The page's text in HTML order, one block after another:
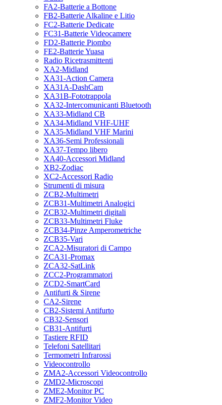
FA2-Batterie a Bottone
FB2-Batterie Alkaline e Litio
FC2-Batterie Dedicate
FC31-Batterie Videocamere
FD2-Batterie Piombo
FE2-Batterie Yuasa
Radio Ricetrasmittenti
XA2-Midland
XA31-Action Camera
XA31A-DashCam
XA31B-Fototrappola
XA32-Intercomunicanti Bluetooth
XA33-Midland CB
XA34-Midland VHF-UHF
XA35-Midland VHF Marini
XA36-Semi Professionali
XA37-Tempo libero
XA40-Accessori Midland
XB2-Zodiac
XC2-Accessori Radio
Strumenti di misura
ZCB2-Multimetri
ZCB31-Multimetri Analogici
ZCB32-Multimetri digitali
ZCB33-Multimetri Fluke
ZCB34-Pinze Amperometriche
ZCB35-Vari
ZCA2-Misuratori di Campo
ZCA31-Promax
ZCA32-SatLink
ZCC2-Programmatori
ZCD2-SmartCard
Antifurti & Sirene
CA2-Sirene
CB2-Sistemi Antifurto
CB32-Sensori
CB31-Antifurti
Tastiere RFID
Telefoni Satellitari
Termometri Infrarossi
Videocontrollo
ZMA2-Accessori Videocontrollo
ZMD2-Microscopi
ZME2-Monitor PC
ZMF2-Monitor Video